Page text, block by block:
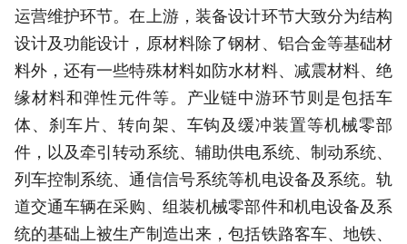
运营维护环节。在上游，装备设计环节大致分为结构
设计及功能设计，原材料除了钢材、铝合金等基础材
料外，还有一些特殊材料如防水材料、减震材料、绝
缘材料和弹性元件等。产业链中游环节则是包括车
体、刹车片、转向架、车钩及缓冲装置等机械零部
件，以及牵引转动系统、辅助供电系统、制动系统、
列车控制系统、通信信号系统等机电设备及系统。轨
道交通车辆在采购、组装机械零部件和机电设备及系
统的基础上被生产制造出来，包括铁路客车、地铁、